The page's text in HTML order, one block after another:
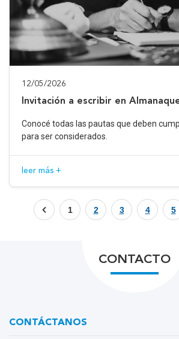
12/05/2026
Invitación a escribir en
Conocé todas las pautas que deben
para ser considerados.
leer más +
1 2 3 4 5
CONTACTO
CONTÁCTANOS